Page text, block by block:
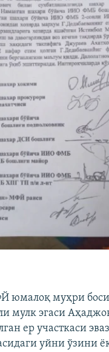
юмалоқ муҳри
мулк эгаси
ер участкаси
уйни ўзини